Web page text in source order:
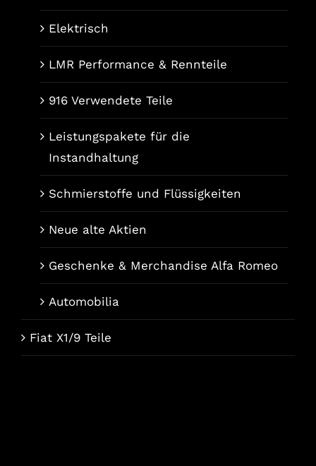
Elektrisch
LMR Performance & Rennteile
916 Verwendete Teile
Leistungspakete für die
Instandhaltung
Schmierstoffe und Flüssigkeiten
Neue alte Aktien
Geschenke & Merchandise Alfa Romeo
Automobilia
Fiat X1/9 Teile